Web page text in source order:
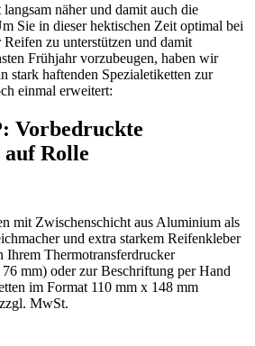
näher und damit auch die
Sie in dieser hektischen Zeit optimal bei
zu unterstützen und damit
Frühjahr vorzubeugen, haben wir
stark haftenden Spezialetiketten zur
einmal erweitert:
Vorbedruckte
Rolle
mit Zwischenschicht aus Aluminium als
und extra starkem Reifenkleber
Ihrem Thermotransferdrucker
mm) oder zur Beschriftung per Hand
im Format 110 mm x 148 mm
MwSt.